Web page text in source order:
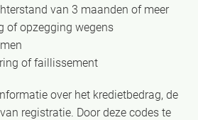
van 3 maanden of meer
of opzegging wegens
of faillissement
over het kredietbedrag, de
registratie. Door deze codes te